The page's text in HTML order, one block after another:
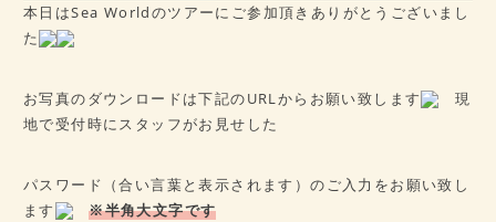
本日はSea Worldのツアーにご参加頂きありがとうございまし
た
お写真のダウンロードは下記のURLからお願い致します
現
地で受付時にスタッフがお見せした
パスワード（合い言葉と表示されます）のご入力をお願い致し
ます
※半角大文字です